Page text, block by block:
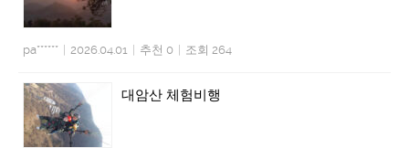
pa****** 2026.04.01 추천 0 조회 264
대암산 체험비행